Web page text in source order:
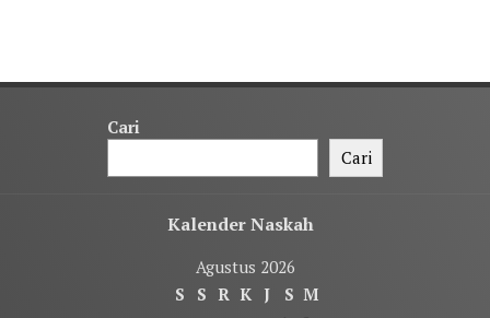
Cari
Cari
Kalender Naskah
Agustus 2026
S
S R K J S M